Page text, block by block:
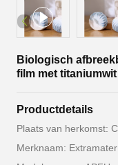
Biologisch
film met titaniumwit
Productdetails
Plaats van herkomst:
Merknaam: